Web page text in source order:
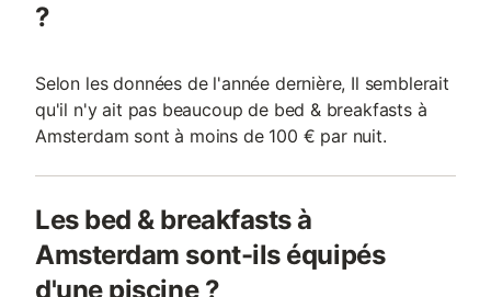
?
Selon les données de l'année dernière, Il semblerait
qu'il n'y ait pas beaucoup de bed & breakfasts à
Amsterdam sont à moins de 100 € par nuit.
Les bed & breakfasts à
Amsterdam sont-ils équipés
d'une piscine ?